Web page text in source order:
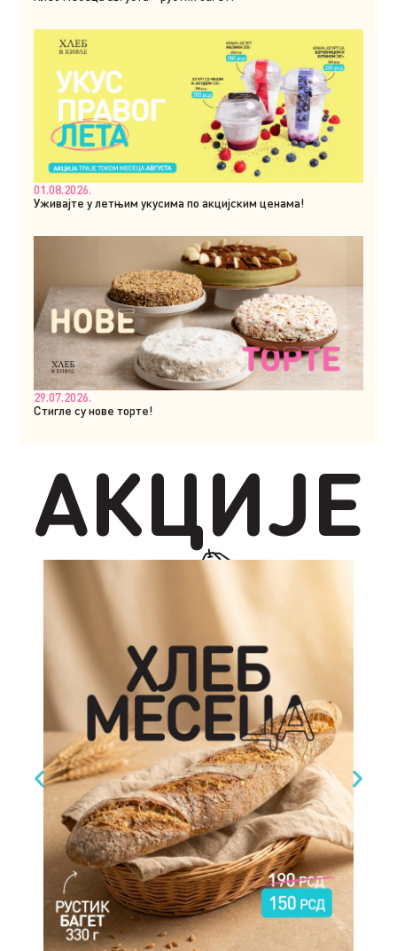
01.08.2026.
Уживајте у летњим укусима по акцијским ценама!
29.07.2026.
Стигле су нове торте!
АКЦИЈЕ